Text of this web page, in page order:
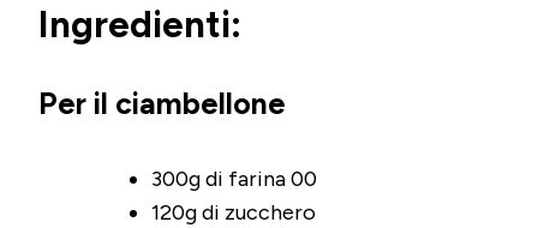
Ingredienti:
Per il ciambellone
300g di farina 00
120g di zucchero